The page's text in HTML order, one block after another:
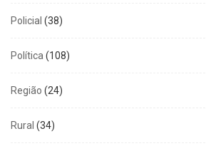
Policial (38)
Política (108)
Região (24)
Rural (34)